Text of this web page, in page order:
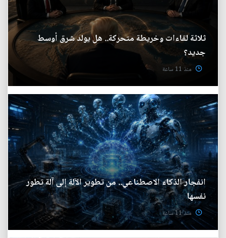
ثلاثة لقاءات وخريطة متحركة.. هل يولد شرق أوسط
جديد؟
منذ 11 ساعة
انفجار الذكاء الاصطناعي.. من تطوير الآلة إلى آلة تطور
نفسها
منذ 11 ساعة